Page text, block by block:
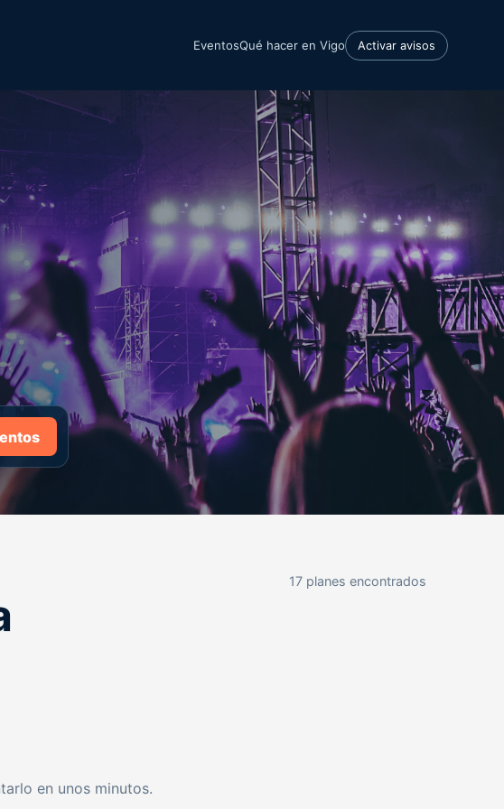
EventosQué hacer en Vigo Activar avisos
17 planes encontrados
en unos minutos.